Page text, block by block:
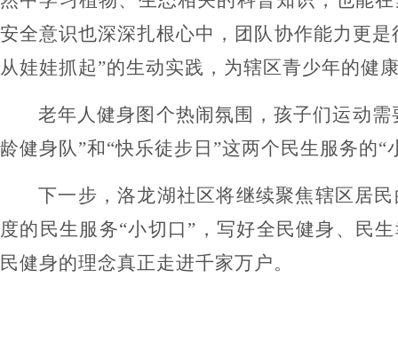
安全意识也深深扎根心中，团队协作能力更
从娃娃抓起”的生动实践，为辖区青少年的健
老年人健身图个热闹氛围，孩子们运动
龄健身队”和“快乐徒步日”这两个民生服务的
下一步，洛龙湖社区将继续聚焦辖区居
度的民生服务“小切口”，写好全民健身、民
民健身的理念真正走进千家万户。